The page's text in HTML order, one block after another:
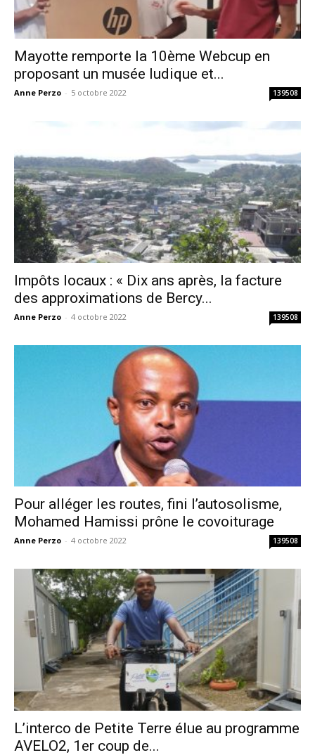
Mayotte remporte la 10ème Webcup en
proposant un musée ludique et...
Anne Perzo - 5 octobre 2022 139508
Impôts locaux : « Dix ans après, la facture
des approximations de Bercy...
Anne Perzo - 4 octobre 2022 139508
Pour alléger les routes, fini l’autosolisme,
Mohamed Hamissi prône le covoiturage
Anne Perzo - 4 octobre 2022 139508
L’interco de Petite Terre élue au programme
AVELO2, 1er coup de...